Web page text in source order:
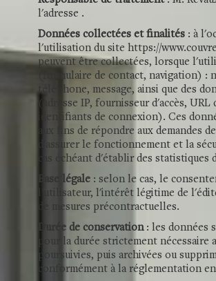
l'adresse .
Données collectées et finalités : à
l'utilisation du site https://
peuvent être collectées, lorsque
(formulaire de contact, navigation) :
téléphone, message, ainsi que des
(adresse IP, fournisseur d'accès, URL
identifiants de connexion). Ces
aux fins de répondre aux demandes
d'assurer le fonctionnement et la
cas échéant d'établir des statistiques
Base légale : selon le cas, le
l'utilisateur, l'intérêt légitime de
de mesures précontractuelles.
Durée de conservation: les données
pour la durée strictement nécessaire
poursuivies, puis archivées ou
conformément à la réglementation